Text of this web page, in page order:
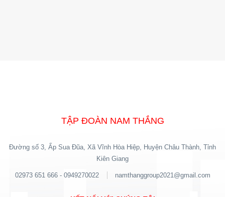
TẬP ĐOÀN NAM THẮNG
Đường số 3, Ấp Sua Đũa, Xã Vĩnh Hòa Hiệp, Huyện Châu Thành, Tỉnh
Kiên Giang
02973 651 666 - 0949270022 namthanggroup2021@gmail.com